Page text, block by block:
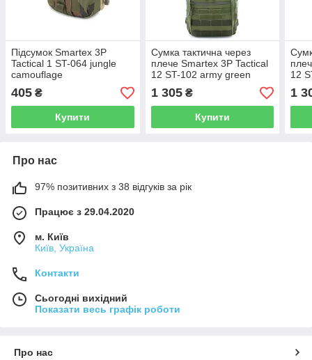
Підсумок Smartex 3P
Tactical 1 ST-064 jungle
camouflage
405 ₴
Купити
Сумка тактична через
плече Smartex 3P Tactical
12 ST-102 army green
1 305₴
Купити
12
1
Про нас
97% позитивних з 38 відгуків за рік
Працює з 29.04.2020
м. Київ
Київ, Україна
Контакти
Сьогодні вихідний
Показати весь графік роботи
Про нас